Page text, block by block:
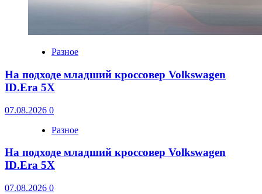
Разное
На подходе младший кроссовер Volkswagen
ID.Era 5X
07.08.2026 0
Разное
На подходе младший кроссовер Volkswagen
ID.Era 5X
07.08.2026 0